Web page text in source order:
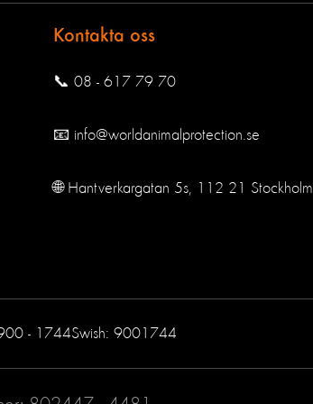
Kontakta oss
📞 08 - 617 79 70
📧 info@worldanimalprotection.se
🌐 Hantverkargatan 5s, 112 21 Stockholm
- 1744Swish: 9001744